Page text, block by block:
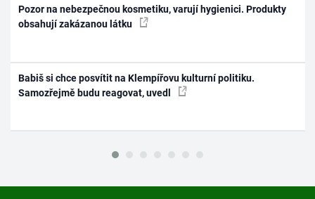
Pozor na nebezpečnou kosmetiku, varují hygienici. Produkty
obsahují zakázanou látku
Babiš si chce posvítit na Klempířovu kulturní politiku.
Samozřejmě budu reagovat, uvedl